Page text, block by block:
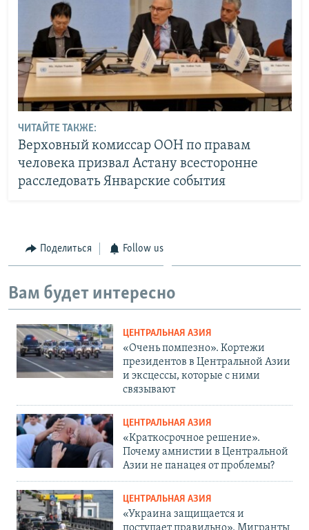
ЧИТАЙТЕ ТАКЖЕ:
Верховный комиссар ООН по правам
человека призвал Астану всесторонне
расследовать Январские события
Поделиться Follow us
Вам будет интересно
ЦЕНТРАЛЬНАЯ АЗИЯ
«Очень помпезно». Кортежи
президентов в Центральной Азии
и эксцессы, которые с ними
связывают
ЦЕНТРАЛЬНАЯ АЗИЯ
«Краткосрочное решение».
Почему амнистии в Центральной
Азии не панацея от проблемы?
ЦЕНТРАЛЬНАЯ АЗИЯ
«Украина защищается и
поступает правильно». Мигранты